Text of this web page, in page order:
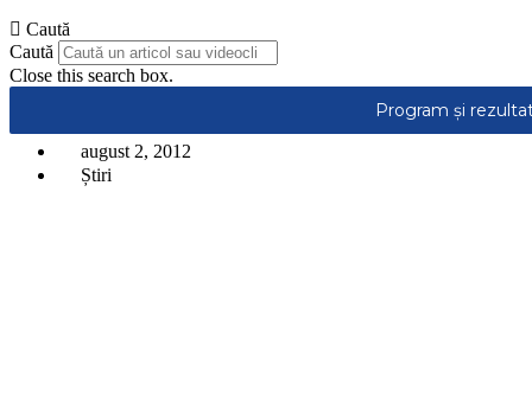
Caută
Caută
Close this search box.
august 2, 2012
Știri